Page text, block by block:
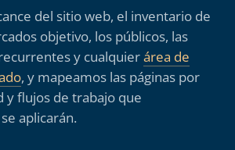
del sitio web, el inventario de
objetivo, los públicos, las
y cualquierárea de
, y mapeamos las páginas por
y flujos de trabajo que
aplicarán.